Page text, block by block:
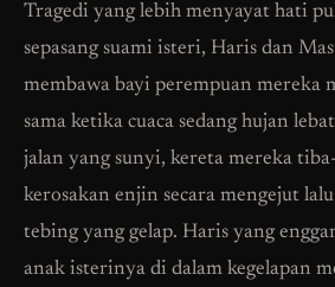
Tragedi yang lebih menyayat hati
sepasang suami isteri, Haris dan
membawa bayi perempuan mereka
sama ketika cuaca sedang hujan
jalan yang sunyi, kereta mereka
kerosakan enjin secara mengejut
tebing yang gelap. Haris yang
anak isterinya di dalam kegelapan